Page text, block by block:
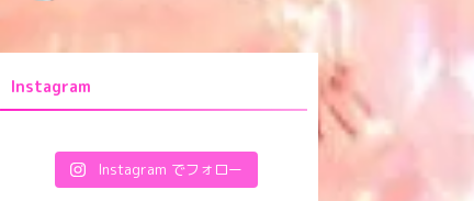
Instagram
Instagram でフォロー